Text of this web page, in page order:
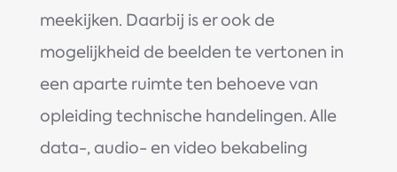
meekijken. Daarbij is er ook de
mogelijkheid de beelden te vertonen in
een aparte ruimte ten behoeve van
opleiding technische handelingen. Alle
data-, audio- en video bekabeling